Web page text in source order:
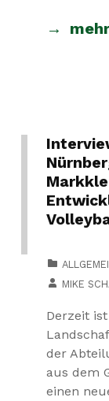
MIKE
Derzeit
der
aus dem
einen